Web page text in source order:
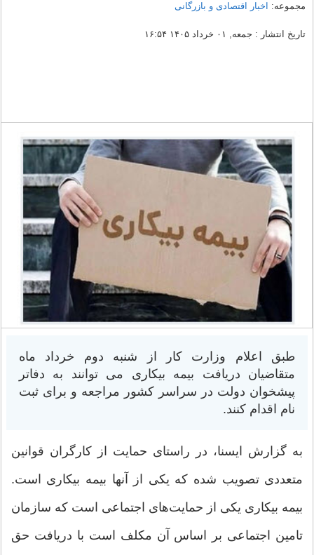
مجموعه: اخبار اقتصادی و بازرگانی
تاریخ انتشار : جمعه, ۰۱ خرداد ۱۴۰۵ ۱۶:۵۴
طبق اعلام وزارت کار از شنبه دوم خرداد ماه
متقاضیان دریافت بیمه بیکاری می توانند به دفاتر
پیشخوان دولت در سراسر کشور مراجعه و برای ثبت
نام اقدام کنند.
به گزارش ایسنا، در راستای حمایت از کارگران قوانین
متعددی تصویب شده که یکی از آنها بیمه بیکاری است.
بیمه بیکاری یکی از حمایت‌های اجتماعی است که سازمان
تامین اجتماعی بر اساس آن مکلف است با دریافت حق